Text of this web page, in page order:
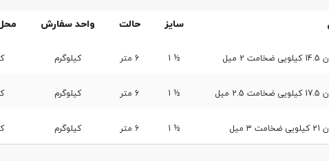
سایز حالت واحد سفارش
½ 1 6 متر کیلوگرم
½ 1 6 متر کیلوگرم
½ 1 6 متر کیلوگرم